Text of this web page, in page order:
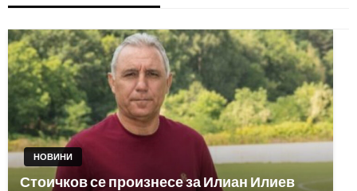
НОВИНИ
Стоичков се произнесе за Илиан Илиев